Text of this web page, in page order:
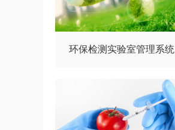
环保检测实验室管理系统